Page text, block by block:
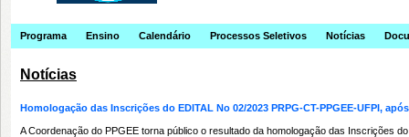
Programa Ensino Calendário Processos Seletivos Notícias
Notícias
Homologação das Inscrições do EDITAL No 02/2023 PRPG-CT-PPGEE-UFPI,
A Coordenação do PPGEE torna público o resultado da homologação das Inscrições